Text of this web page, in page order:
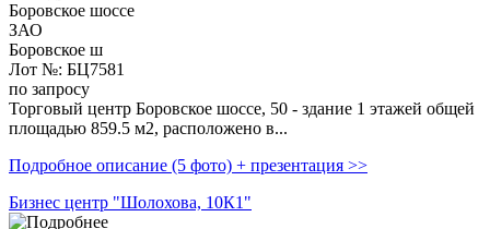
Боровское шоссе
ЗАО
Боровское ш
Лот №: БЦ7581
по запросу
Торговый центр Боровское шоссе, 50 - здание 1 этажей общей
площадью 859.5 м2, расположено в...
Подробное описание (5 фото) + презентация >>
Бизнес центр "Шолохова, 10К1"